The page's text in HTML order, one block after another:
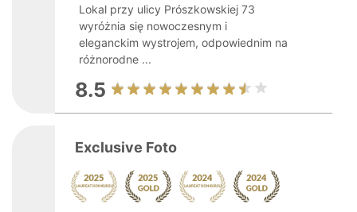
Lokal przy ulicy Prószkowskiej 73
wyróżnia się nowoczesnym i
eleganckim wystrojem, odpowiednim na
różnorodne ...
8.5
Exclusive Foto